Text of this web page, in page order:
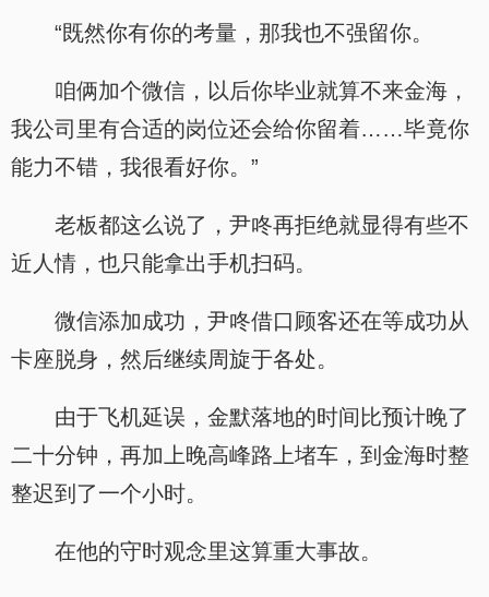
“既然你有你的考量，那我也不强留你。
咱俩加个微信，以后你毕业就算不来金海，
我公司里有合适的岗位还会给你留着……毕竟你
能力不错，我很看好你。”
老板都这么说了，尹咚再拒绝就显得有些不
近人情，也只能拿出手机扫码。
微信添加成功，尹咚借口顾客还在等成功从
卡座脱身，然后继续周旋于各处。
由于飞机延误，金默落地的时间比预计晚了
二十分钟，再加上晚高峰路上堵车，到金海时整
整迟到了一个小时。
在他的守时观念里这算重大事故。